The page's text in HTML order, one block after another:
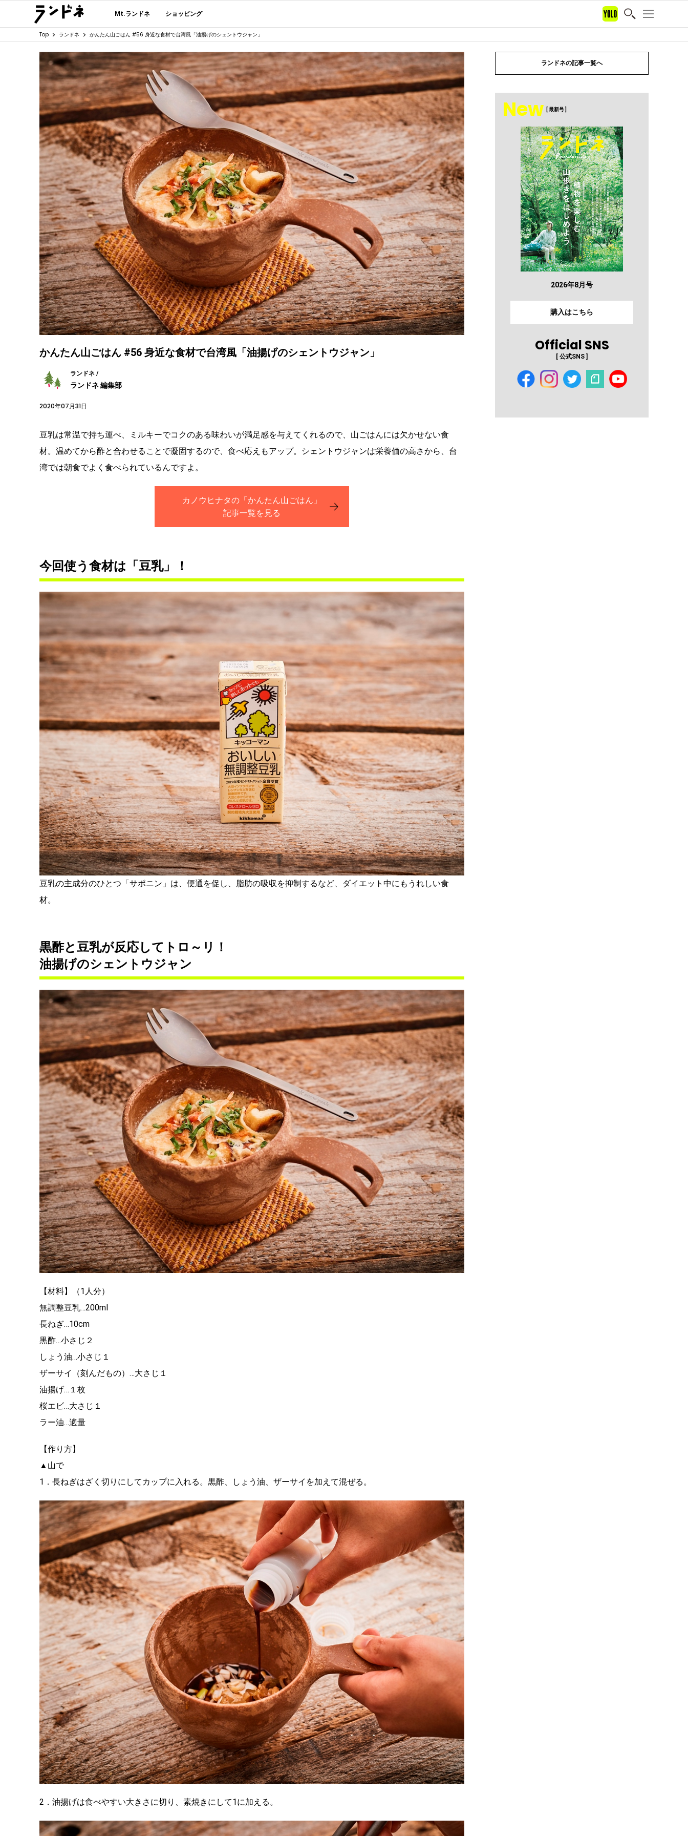
Mt.ランドネ ショッピング
Top ランドネ かんたん山ごはん #56 身近な食材で台湾風「油揚げのシェントウジャン」
かんたん山ごはん #56 身近な食材で台湾風「油揚げのシェントウジャン」
ランドネ /
ランドネ 編集部
2020年07月31日
豆乳は常温で持ち運べ、ミルキーでコクのある味わいが満足感を与えてくれるので、山ごはんには欠かせない食
材。温めてから酢と合わせることで凝固するので、食べ応えもアップ。シェントウジャンは栄養価の高さから、台
湾では朝食でよく食べられているんですよ。
カノウヒナタの「かんたん山ごはん」
記事一覧を見る
今回使う食材は「豆乳」！
豆乳の主成分のひとつ「サポニン」は、便通を促し、脂肪の吸収を抑制するなど、ダイエット中にもうれしい食
材。
黒酢と豆乳が反応してトロ～リ！
油揚げのシェントウジャン
【材料】（1人分）
無調整豆乳…200ml
長ねぎ…10cm
黒酢…小さじ２
しょう油…小さじ１
ザーサイ（刻んだもの）…大さじ１
油揚げ…１枚
桜エビ…大さじ１
ラー油…適量
【作り方】
▲山で
1．長ねぎはざく切りにしてカップに入れる。黒酢、しょう油、ザーサイを加えて混ぜる。
2．油揚げは食べやすい大きさに切り、素焼きにして1に加える。
ランドネの記事一覧へ
New [ 最新号 ]
2026年8月号
購入はこちら
Official SNS
[ 公式SNS ]